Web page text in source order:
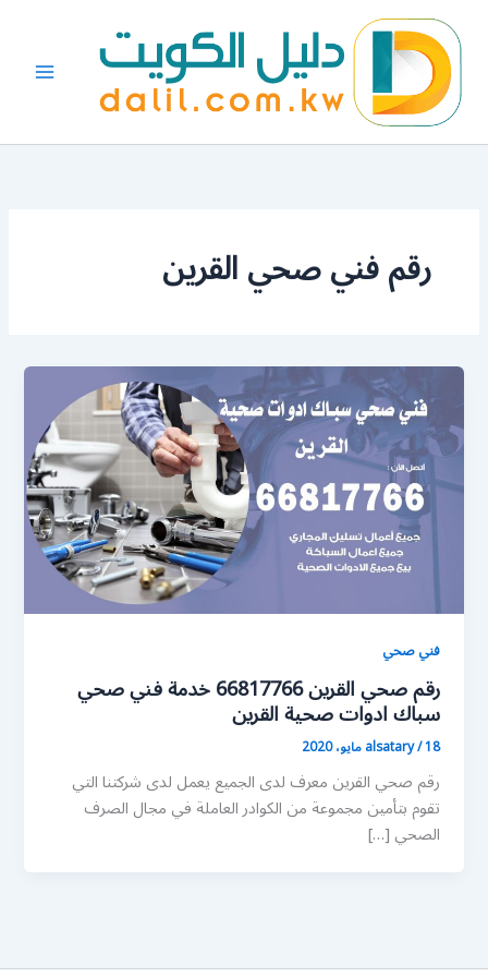
المحتوى
رقم فني صحي القرين
فني صحي
رقم صحي القرين 66817766 خدمة فني صحي
سباك ادوات صحية القرين
alsatary/18 مايو، 2020
رقم صحي القرين معرف لدى الجميع يعمل لدى شركتنا التي
تقوم بتأمين مجموعة من الكوادر العاملة في مجال الصرف
الصحي […]